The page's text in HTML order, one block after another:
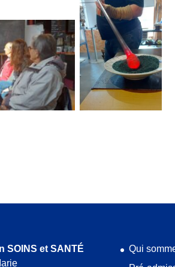
SOINS et SANTÉ
Qui